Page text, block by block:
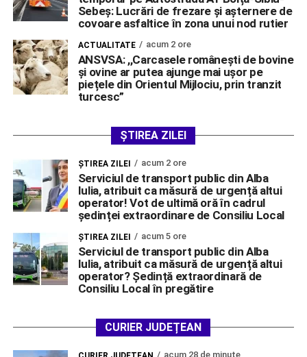
Sebeș: Lucrări de frezare și așternere de
covoare asfaltice în zona unui nod rutier
ACTUALITATE acum 2 ore
ANSVSA: ,,Carcasele românești de bovine
și ovine ar putea ajunge mai ușor pe
piețele din Orientul Mijlociu, prin tranzit
turcesc”
ȘTIREA ZILEI
ŞTIREA ZILEI acum 2 ore
Serviciul de transport public din Alba
Iulia, atribuit ca măsură de urgență altui
operator! Vot de ultimă oră în cadrul
ședinței extraordinare de Consiliu Local
ŞTIREA ZILEI acum 5 ore
Serviciul de transport public din Alba
Iulia, atribuit ca măsură de urgență altui
operator? Ședință extraordinară de
Consiliu Local în pregătire
CURIER JUDEȚEAN
acum 28 de minute